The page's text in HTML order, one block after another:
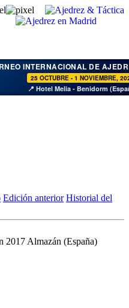
INTERNACIONAL DE
25 OCTUBRE - 1 NOVIEMBRE,
📍 Hotel Melia - Benidorm
Edición anterior Historial del
2017 Almazán (España)